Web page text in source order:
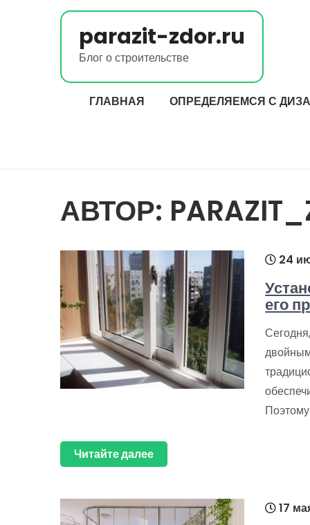
parazit-zdor.ru
Блог о строительстве
ГЛАВНАЯ ОПРЕДЕЛЯЕМСЯ С
АВТОР:
24
его
Читайте далее
17